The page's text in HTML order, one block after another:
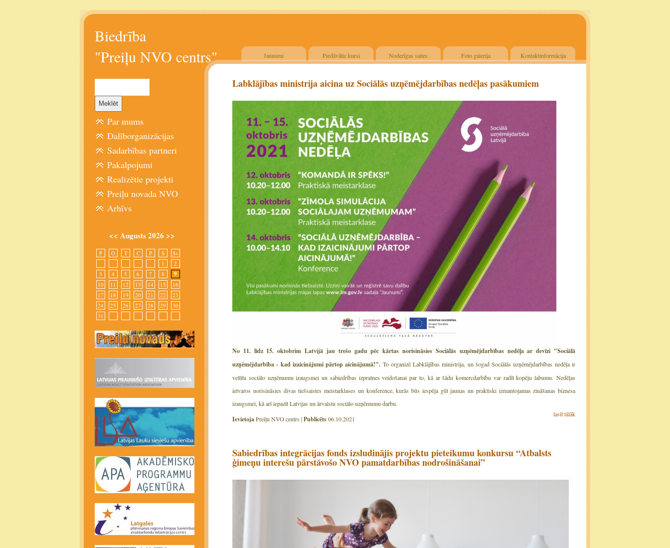
Biedrība
"Preiļu NVO centrs"
Jaunumi Piedāvātie kursi Noderīgas saites Foto galerija Kontaktinformācija
Labklājības ministrija aicina uz Sociālās uzņēmējdarbības nedēļas pasākumiem
No 11. līdz 15. oktobrim Latvijā jau trešo gadu pēc kārtas norisināsies Sociālās uzņēmējdarbības nedēļa ar devīzi "Sociālā
uzņēmējdarbība - kad izaicinājumi pārtop aicinājumā!". To organizē Labklājības ministrija, un šogad Sociālās uzņēmējdarbības nedēļa ir
veltīta sociālo uzņēmumu izaugsmei un sabiedrības izpratnes veidošanai par to, kā ar šādu komercdarbību var radīt kopēju labumu. Nedēļas
ietvaros norisināsies divas tiešsaistes meistarklases un konference, kurās būs iespēja gūt jaunas un praktiski izmantojamas zināšanas biznesa
izaugsmei, kā arī iepazīt Latvijas un ārvalstu sociālo uzņēmumu darbu.
lasīt tālāk
IevietojaPreiļu NVO centrs |Publicēts06.10.2021
Sabiedrības integrācijas fonds izsludinājis projektu pieteikumu konkursu “Atbalsts
ģimeņu interešu pārstāvošo NVO pamatdarbības nodrošināšanai”
Par mums
Dalīborganizācijas
Sadarbības partneri
Pakalpojumi
Realizētie projekti
Preiļu novada NVO
Arhīvs
<< Augusts 2026 >>
P O T C P S
Sv
1
2
3
4 5 6 7 8 9
10 11 12 13 14 15
16
17
18 19 20 21 22
23
24
25 26 27 28 29
30
31